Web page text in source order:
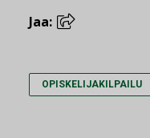
Jaa:
OPISKELIJAKILPAILU